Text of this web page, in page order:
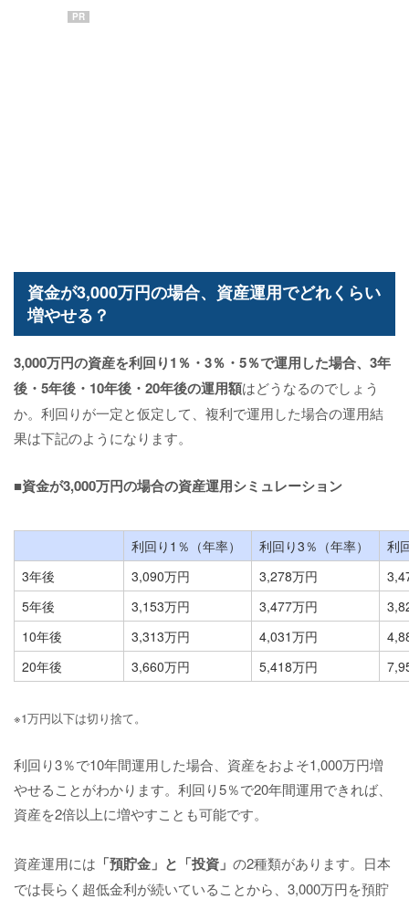
PR
資金が3,000万円の場合、資産運用でどれくらい
増やせる？
3,000万円の資産を利回り1％・3％・5％で運用した場合、3年
後・5年後・10年後・20年後の運用額はどうなるのでしょう
か。利回りが一定と仮定して、複利で運用した場合の運用結
果は下記のようになります。
■資金が3,000万円の場合の資産運用シミュレーション
利回り1％（年率） 利回り3％（年率）
利
3年後
3,090万円 3,278万円
5年後
3,153万円 3,477万円
10年後
3,313万円 4,031万円
20年後
3,660万円 5,418万円
※1万円以下は切り捨て。
利回り3％で10年間運用した場合、資産をおよそ1,000万円増
やせることがわかります。利回り5％で20年間運用できれば、
資産を2倍以上に増やすことも可能です。
資産運用には 「預貯金」と「投資」 の2種類があります。日本
では長らく超低金利が続いていることから、3,000万円を預貯